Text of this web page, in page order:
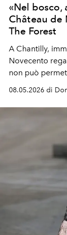
«Nel bosco,
Château de
The Forest
A Chantilly,
Novecento
non può
08.05.2026 di